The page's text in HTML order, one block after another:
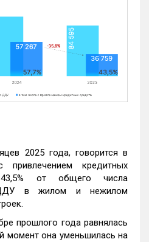
2025 года, говорится в
кредитных
43,5% от общего числа
ДДУ в жилом и нежилом
прошлого года равнялась
момент она уменьшилась на